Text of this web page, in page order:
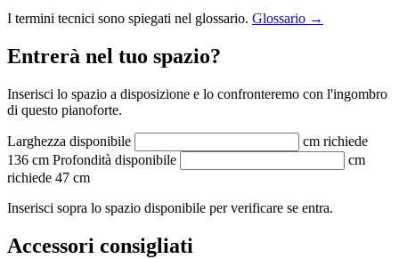
I termini tecnici sono spiegati nel glossario. Glossario →
Entrerà nel tuo spazio?
Inserisci lo spazio a disposizione e lo confronteremo con l'ingombro
di questo pianoforte.
Larghezza disponibile cm richiede
136 cm Profondità disponibile
cm
richiede 47 cm
Inserisci sopra lo spazio disponibile per verificare se entra.
Accessori consigliati